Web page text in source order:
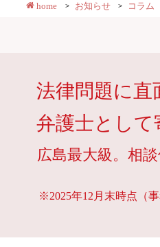
home お知らせ コラム
法律問題に直
弁護士として
広島最大級。相談
※2025年12月末時点（事